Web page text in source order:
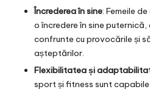
Încrederea în sine: Femeile
o încredere în sine puternică,
confrunte cu provocările și
așteptărilor.
Flexibilitatea și
sport și fitness sunt